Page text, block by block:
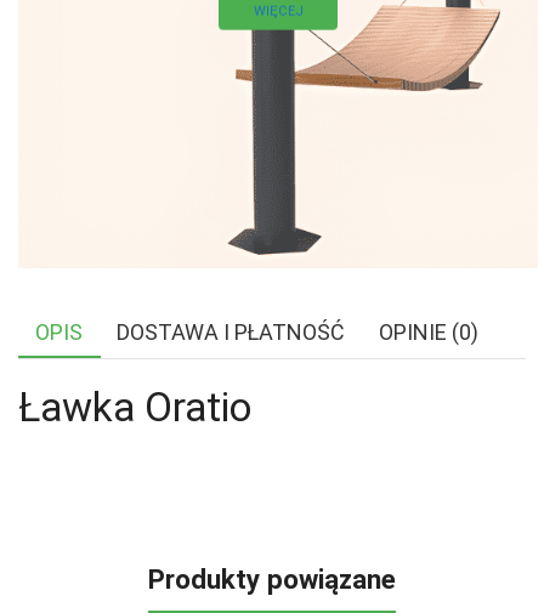
WIĘCEJ
OPIS DOSTAWA I PŁATNOŚĆ OPINIE (0)
Ławka Oratio
Produkty powiązane